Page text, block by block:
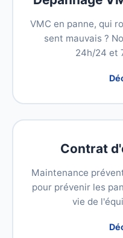
VMC en panne, qui
sent mauvais ?
24h/24 et
Contrat
Maintenance
pour prévenir les
vie de